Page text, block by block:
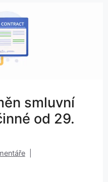
smluvní
od 29.